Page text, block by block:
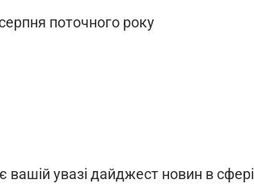
поточного року
вашій увазі дайджест новин в сфері